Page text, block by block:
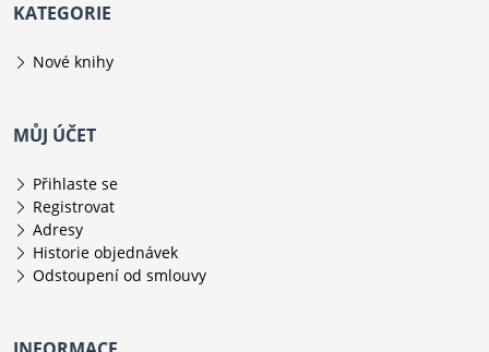
KATEGORIE
Nové knihy
MŮJ ÚČET
Přihlaste se
Registrovat
Adresy
Historie objednávek
Odstoupení od smlouvy